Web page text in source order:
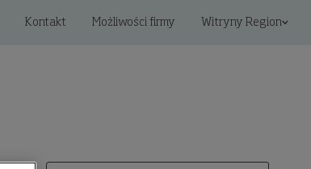
Kontakt Możliwości firmy Witryny Region